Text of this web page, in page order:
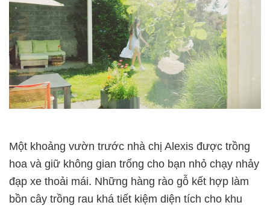
Một khoảng vườn trước nhà chị Alexis được trồng
hoa và giữ không gian trống cho bạn nhỏ chạy nhảy
đạp xe thoải mái. Những hàng rào gỗ kết hợp làm
bồn cây trồng rau khá tiết kiệm diện tích cho khu